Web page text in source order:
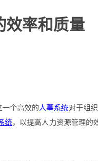
效率和质量
个高效的人事系统对于组
统，以提高人力资源管理的